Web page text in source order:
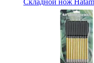
Складной нож